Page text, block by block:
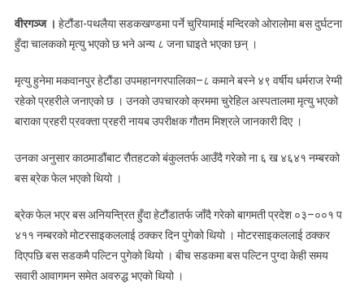
वीरगञ्ज । हेटौंडा-पथलैया सडकखण्डमा पर्ने चुरियामाई मन्दिरको ओरालोमा बस दुर्घटना
हुँदा चालकको मृत्यु भएको छ भने अन्य ८ जना घाइते भएका छन् ।
मृत्यु हुनेमा मकवानपुर हेटौंडा उपमहानगरपालिका–८ कमाने बस्ने ४९ वर्षीय धर्मराज रेग्मी
रहेको प्रहरीले जनाएको छ । उनको उपचारको क्रममा चुरेहिल अस्पतालमा मृत्यु भएको
बाराका प्रहरी प्रवक्ता प्रहरी नायब उपरीक्षक गौतम मिश्रले जानकारी दिए ।
उनका अनुसार काठमाडौंबाट रौतहटको बंकुलतर्फ आउँदै गरेको ना ६ ख ४६४१ नम्बरको
बस ब्रेक फेल भएको थियो ।
ब्रेक फेल भएर बस अनियन्त्रित हुँदा हेटौंडातर्फ जाँदै गरेको बागमती प्रदेश ०३–००१ प
४११ नम्बरको मोटरसाइकललाई ठक्कर दिन पुगेको थियो । मोटरसाइकललाई ठक्कर
दिएपछि बस सडकमै पल्टिन पुगेको थियो । बीच सडकमा बस पल्टिन पुग्दा केही समय
सवारी आवागमन समेत अवरुद्ध भएको थियो ।